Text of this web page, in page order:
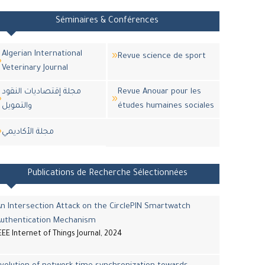
Séminaires & Conférences
Algerian International
Veterinary Journal
Revue science de sport
مجلة إقتصاديات النقود
والتمويل
Revue Anouar pour les
études humaines sociales
مجلة اﻷكاديمي
Publications de Recherche Sélectionnées
Intersection Attack on the CirclePIN Smartwatch
Mechanism
Internet of Things Journal, 2024